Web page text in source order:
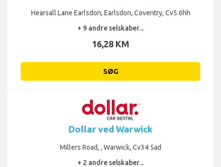
Hearsall Lane Earlsdon, Earlsdon, Coventry, Cv5 6hh
+ 9 andre selskaber...
16,28 KM
SØG
Dollar ved Warwick
Millers Road, , Warwick, Cv34 5ad
+ 2 andre selskaber...